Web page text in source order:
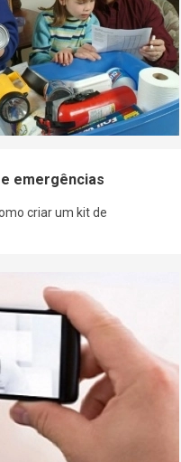
emergências
criar um kit de